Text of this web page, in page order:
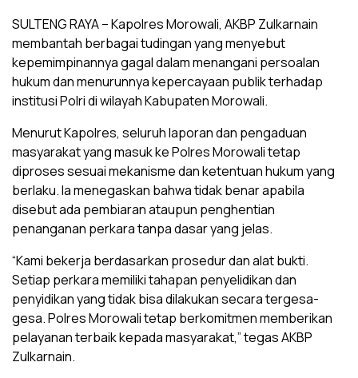
SULTENG RAYA – Kapolres Morowali, AKBP Zulkarnain
membantah berbagai tudingan yang menyebut
kepemimpinannya gagal dalam menangani persoalan
hukum dan menurunnya kepercayaan publik terhadap
institusi Polri di wilayah Kabupaten Morowali.
Menurut Kapolres, seluruh laporan dan pengaduan
masyarakat yang masuk ke Polres Morowali tetap
diproses sesuai mekanisme dan ketentuan hukum yang
berlaku. Ia menegaskan bahwa tidak benar apabila
disebut ada pembiaran ataupun penghentian
penanganan perkara tanpa dasar yang jelas.
“Kami bekerja berdasarkan prosedur dan alat bukti.
Setiap perkara memiliki tahapan penyelidikan dan
penyidikan yang tidak bisa dilakukan secara tergesa-
gesa. Polres Morowali tetap berkomitmen memberikan
pelayanan terbaik kepada masyarakat,” tegas AKBP
Zulkarnain.